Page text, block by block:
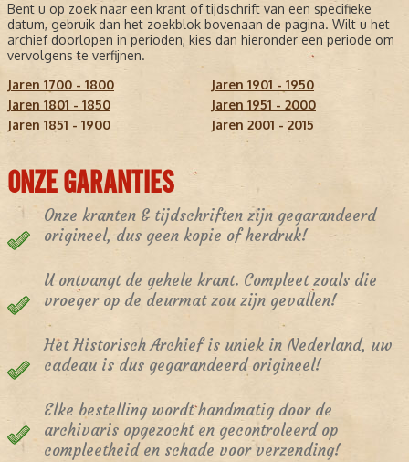
Bent u op zoek naar een krant of tijdschrift van een specifieke
datum, gebruik dan het zoekblok bovenaan de pagina. Wilt u het
archief doorlopen in perioden, kies dan hieronder een periode om
vervolgens te verfijnen.
Jaren 1700 - 1800
Jaren 1801 - 1850
Jaren 1851 - 1900
Jaren 1901 - 1950
Jaren 1951 - 2000
Jaren 2001 - 2015
ONZE GARANTIES
Onze kranten & tijdschriften zijn gegarandeerd
origineel, dus geen kopie of herdruk!
U ontvangt de gehele krant. Compleet zoals die
vroeger op de deurmat zou zijn gevallen!
Het Historisch Archief is uniek in Nederland, uw
cadeau is dus gegarandeerd origineel!
Elke bestelling wordt handmatig door de
archivaris opgezocht en gecontroleerd op
compleetheid en schade voor verzending!